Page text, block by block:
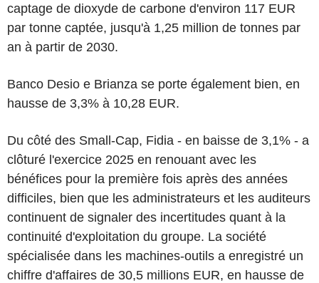
captage de dioxyde de carbone d'environ 117 EUR
par tonne captée, jusqu'à 1,25 million de tonnes par
an à partir de 2030.
Banco Desio e Brianza se porte également bien, en
hausse de 3,3% à 10,28 EUR.
Du côté des Small-Cap, Fidia - en baisse de 3,1% - a
clôturé l'exercice 2025 en renouant avec les
bénéfices pour la première fois après des années
difficiles, bien que les administrateurs et les auditeurs
continuent de signaler des incertitudes quant à la
continuité d'exploitation du groupe. La société
spécialisée dans les machines-outils a enregistré un
chiffre d'affaires de 30,5 millions EUR, en hausse de